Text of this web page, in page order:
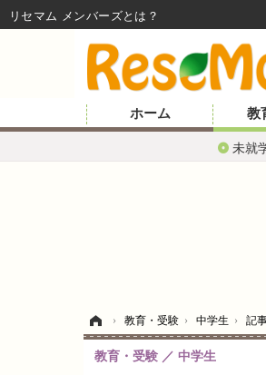
ホーム 教
未就
› 教育・受験 › 中学生 › 記
教育・受験 中学生
リセマム メンバーズ